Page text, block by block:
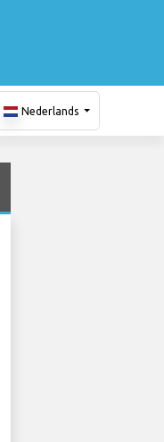
Nederlands